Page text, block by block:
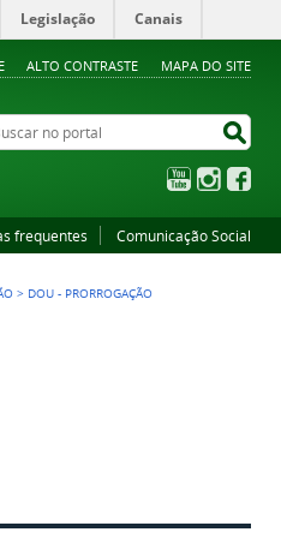
ALTO CONTRASTE MAPA DO SITE
Legislação Canais
no portal
YouTubeInstagram
frequentes Comunicação Social
> DOU - PRORROGAÇÃO